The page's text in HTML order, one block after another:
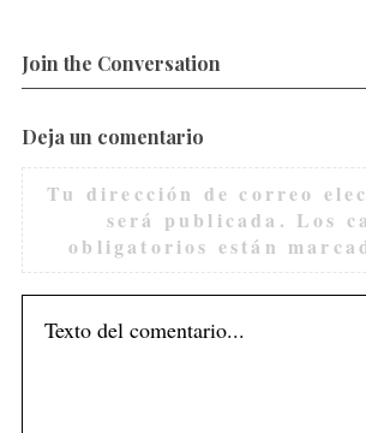
Join the Conversation
Deja un comentario
Tu dirección de correo
será publicada. Los
obligatorios están